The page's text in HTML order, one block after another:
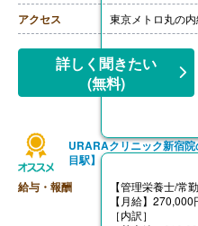
アクセス 東京メトロ丸の
詳しく聞きたい
(無料)
URARAクリニック新宿
目駅】
給与・報酬
【管理栄養士/常
【月給】
［内訳］